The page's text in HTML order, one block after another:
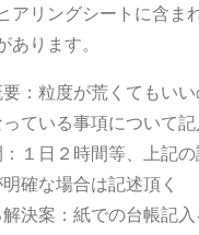
アリングシートに含ま
ります。
：粒度が荒くてもい
ている事項について記
１日２時間等、上記
確な場合は記述頂く
決案：紙での台帳記